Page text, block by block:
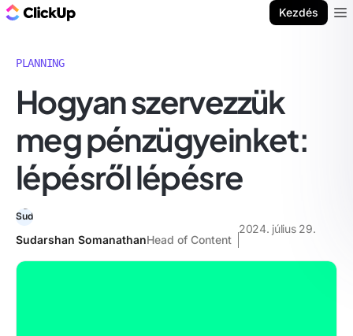
Kezdés
PLANNING
Hogyan szervezzük
meg pénzügyeinket:
lépésről lépésre
Sudarshan SomanathanHead of Content
2024. július 29.